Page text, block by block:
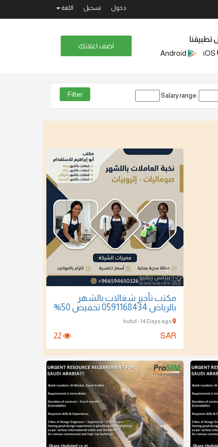
دخول تسجيل اللغة
تطبيقنا
اضف اعلانك
Salary range:
مكتب تأجير شغالات بالشهر
بالرياض 0591168434 تخفيض 50%
hofuf - 14 Days ago
SAR
22